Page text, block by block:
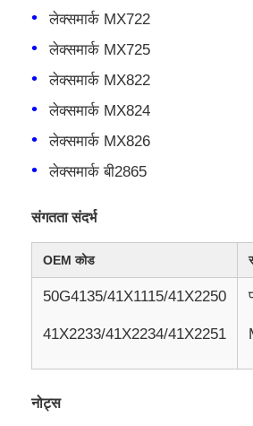
हमसे संपर्क करें
समाचार
सभी मामलों
एक बोली का अनुरोध
एचपी टोनर चिप
ज़ेरोक्स टोनर चिप
लेक्समार्क टोनर चिप
लेक्समार्क MX722
लेक्समार्क MX725
लेक्समार्क MX822
लेक्समार्क MX824
लेक्समार्क MX826
लेक्समार्क बी2865
संगतता संदर्भ
OEM कोड
50G4135/41X1115/41X2250
41X2233/41X2234/41X2251
नोट्स